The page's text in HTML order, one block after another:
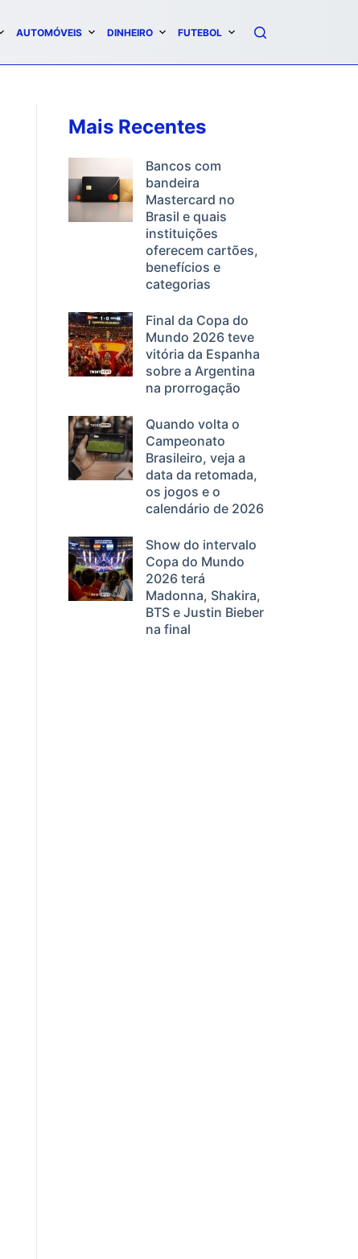
AUTOMÓVEIS DINHEIRO FUTEBOL
Mais Recentes
Bancos com
bandeira
Mastercard no
Brasil e quais
instituições
oferecem cartões,
benefícios e
categorias
Final da Copa do
Mundo 2026 teve
vitória da Espanha
sobre a Argentina
na prorrogação
Quando volta o
Campeonato
Brasileiro, veja a
data da retomada,
os jogos e o
calendário de 2026
Show do intervalo
Copa do Mundo
2026 terá
Madonna, Shakira,
BTS e Justin Bieber
na final